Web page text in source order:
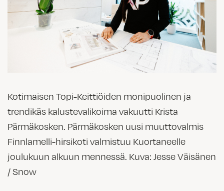
Kotimaisen Topi-Keittiöiden monipuolinen ja
trendikäs kalustevalikoima vakuutti Krista
Pärmäkosken. Pärmäkosken uusi muuttovalmis
Finnlamelli-hirsikoti valmistuu Kuortaneelle
joulukuun alkuun mennessä. Kuva: Jesse Väisänen
/ Snow